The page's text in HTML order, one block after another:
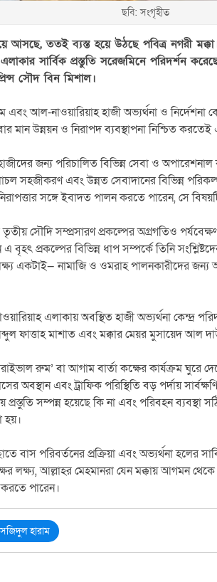
ছবি: সংগৃহীত
আসছে, ততই ব্যস্ত হয়ে উঠছে পবিত্র নগরী
সার্বিক প্রস্তুতি সরেজমিনে পরিদর্শন
সৌদ বিন মিশাল।
আল-নাওয়ারিয়াহ হাজী অভ্যর্থনা ও নির্দেশনা
মান উন্নয়ন ও নিরাপদ ব্যবস্থাপনা নিশ্চিত
জন্য পরিচালিত বিভিন্ন সেবা ও অপারেশনাল
সহজীকরণ এবং উন্নত সেবাদানের বিভিন্ন
নিরাপত্তার সঙ্গে ইবাদত পালন করতে পারেন, সে
সৌদি সম্প্রসারণ প্রকল্পের অগ্রগতিও
এ বৃহৎ প্রকল্পের বিভিন্ন ধাপ সম্পর্কে তিনি
লক্ষ্য একটাই— নামাজি ও ওমরাহ
এলাকায় অবস্থিত হাজী অভ্যর্থনা কেন্দ্র
ফাত্তাহ মাশাত এবং মক্কার মেয়র মুসায়েদ আল
রুম’ বা আগাম বার্তা কক্ষের কার্যক্রম ঘুরে
অবস্থান এবং ট্রাফিক পরিস্থিতি বড় পর্দায়
সম্পন্ন হয়েছে কি না এবং পরিবহন ব্যবস্থা
হয়।
বাস পরিবর্তনের প্রক্রিয়া এবং অভ্যর্থনা হলের
আল্লাহর মেহমানরা যেন মক্কায় আগমন থেকে
পারেন।
হারাম